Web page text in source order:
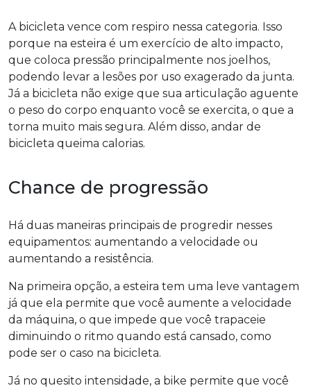
A bicicleta vence com respiro nessa categoria. Isso
porque na esteira é um exercício de alto impacto,
que coloca pressão principalmente nos joelhos,
podendo levar a lesões por uso exagerado da junta.
Já a bicicleta não exige que sua articulação aguente
o peso do corpo enquanto você se exercita, o que a
torna muito mais segura. Além disso, andar de
bicicleta queima calorias.
Chance de progressão
Há duas maneiras principais de progredir nesses
equipamentos: aumentando a velocidade ou
aumentando a resistência.
Na primeira opção, a esteira tem uma leve vantagem
já que ela permite que você aumente a velocidade
da máquina, o que impede que você trapaceie
diminuindo o ritmo quando está cansado, como
pode ser o caso na bicicleta.
Já no quesito intensidade, a bike permite que você